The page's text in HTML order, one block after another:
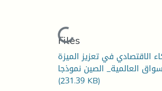
Loading...
Files
الاقتصادي في تعزيز الميزة
(231.39 KB)